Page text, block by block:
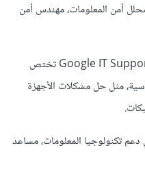
أمن المعلومات، مهندس أمن
بينما Google IT Support Professional Certificate تختص
مثل حل مشكلات الأجهزة
تكنولوجيا المعلومات، مساعد